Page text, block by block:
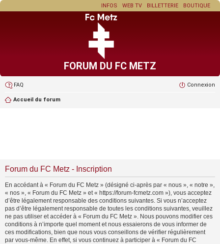
BOUTIQUE
BILLETTERIE
WEB TV
INFOS
FORUM DU FC METZ
FAQ Connexion
Accueil du forum
Forum du FC Metz - Inscription
En accédant à « Forum du FC Metz » (désigné ci-après par « nous », « notre »,
« nos », « Forum du FC Metz » et « https://forum-fcmetz.com »), vous acceptez
d’être légalement responsable des conditions suivantes. Si vous n’acceptez
pas d’être légalement responsable de toutes les conditions suivantes, veuillez
ne pas utiliser et accéder à « Forum du FC Metz ». Nous pouvons modifier ces
conditions à n’importe quel moment et nous essaierons de vous informer de
ces modifications, bien que nous vous conseillons de vérifier régulièrement
par vous-même. En effet, si vous continuez à participer à « Forum du FC